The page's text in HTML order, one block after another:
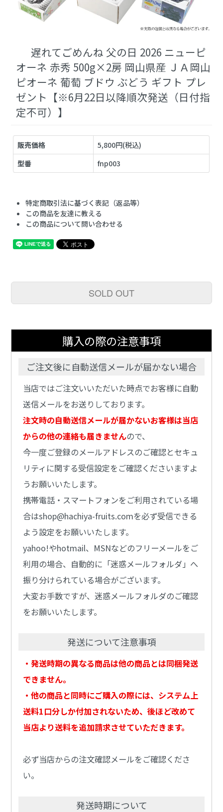
遅れてごめんね 父の日 2026 ニューピ
オーネ 赤秀 500g×2房 岡山県産 ＪＡ岡山
ピオーネ 葡萄 ブドウ ぶどう ギフト プレ
ゼント【※6月22日以降順次発送（日付指
定不可）】
販売価格
5,800円(税込)
型番
fnp003
特定商取引法に基づく表記（返品等）
この商品を友達に教える
この商品について問い合わせる
SOLD OUT
購入の際の注意事項
ご注文後に自動送信メールが届かない場合
当店ではご注文いいただいた時点でお客様に自動
送信メールをお送りしております。
注文時の自動送信メールが届かないお客様は当店
からの他の連絡も届きませんので、
今一度ご登録のメールアドレスのご確認とセキュ
リティに関する受信設定をご確認くださいますよ
うお願いいたします。
携帯電話・スマートフォンをご利用されている場
合はshop@hachiya-fruits.comを必ず受信できる
よう設定をお願いいたします。
yahoo!やhotmail、MSNなどのフリーメールをご
利用の場合、自動的に「迷惑メールフォルダ」へ
振り分けられている場合がございます。
大変お手数ですが、迷惑メールフォルダのご確認
をお願いいたします。
発送について注意事項
・発送時期の異なる商品は他の商品とは同梱発送
できません。
・他の商品と同時にご購入の際には、システム上
送料1口分しか付加されないため、後ほど改めて
当店より送料を追加請求させていただきます。
必ず当店からの注文確認メールをご確認くださ
い。
発送時期について